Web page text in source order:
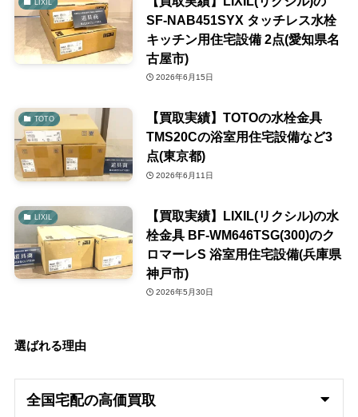
LIXIL
SF-NAB451SYX タッチレス水栓
キッチン用住宅設備 2点(愛知県名
古屋市)
2026年6月15日
TOTO
【買取実績】TOTOの水栓金具
TMS20Cの浴室用住宅設備など3
点(東京都)
2026年6月11日
LIXIL
【買取実績】LIXIL(リクシル)の水
栓金具 BF-WM646TSG(300)のク
ロマーレS 浴室用住宅設備(兵庫県
神戸市)
2026年5月30日
選ばれる理由
全国宅配の高価買取